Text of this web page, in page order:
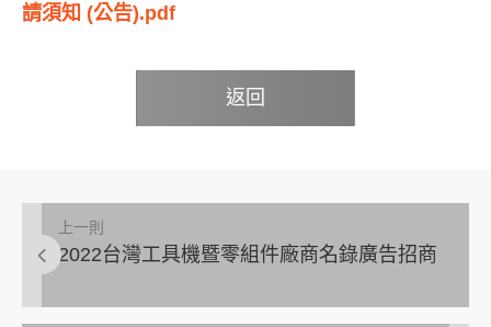
請須知 (公告).pdf
返回
上一則
2022台灣工具機暨零組件廠商名錄廣告招商